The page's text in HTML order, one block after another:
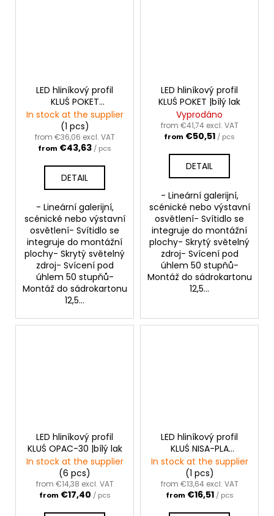
LED hliníkový profil
KLUŚ POKET
|neanodizovaný
In stock at the supplier
(1 pcs)
from €36,06 excl. VAT
from €43,63 / pcs
DETAIL
- Lineární galerijní,
scénické nebo výstavní
osvětlení- Svítidlo se
integruje do montážní
plochy- Skrytý světelný
zdroj- Svícení pod
úhlem 50 stupňů-
Montáž do sádrokartonu
12,5...
LED hliníkový profil
KLUŚ POKET |bílý lak
Vyprodáno
from €41,74 excl. VAT
from €50,51 / pcs
DETAIL
- Lineární galerijní,
scénické nebo výstavní
osvětlení- Svítidlo se
integruje do montážní
plochy- Skrytý světelný
zdroj- Svícení pod
úhlem 50 stupňů-
Montáž do sádrokartonu
12,5...
LED hliníkový profil
KLUŚ OPAC-30 |bílý lak
In stock at the supplier
(6 pcs)
from €14,38 excl. VAT
from €17,40 / pcs
LED hliníkový profil
KLUŚ NISA-PLA
|neanodizovaná 1m
In stock at the supplier
(1 pcs)
from €13,64 excl. VAT
from €16,51 / pcs